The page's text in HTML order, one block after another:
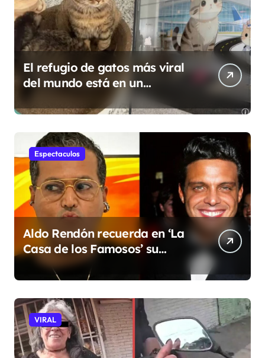
d
a
El refugio de gatos más viral
del mundo está en un
aeropuerto internacional y
tiene a tres felinos
patrullando las puertas de
embarque
Espectaculos
Aldo Rendón recuerda en ‘La
Casa de los Famosos’ su
encuentro con Luis Miguel
VIRAL